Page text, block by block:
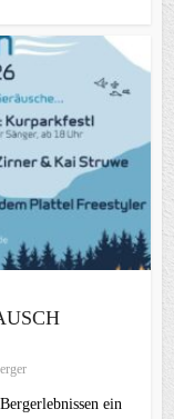
ein